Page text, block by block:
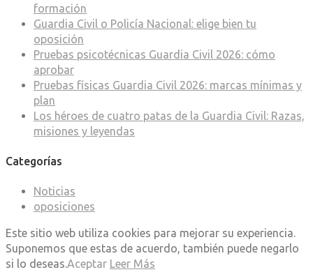
formación
Guardia Civil o Policía Nacional: elige bien tu
oposición
Pruebas psicotécnicas Guardia Civil 2026: cómo
aprobar
Pruebas físicas Guardia Civil 2026: marcas mínimas y
plan
Los héroes de cuatro patas de la Guardia Civil: Razas,
misiones y leyendas
Categorías
Noticias
oposiciones
Este sitio web utiliza cookies para mejorar su experiencia.
Suponemos que estas de acuerdo, también puede negarlo
si lo deseas.Aceptar Leer Más